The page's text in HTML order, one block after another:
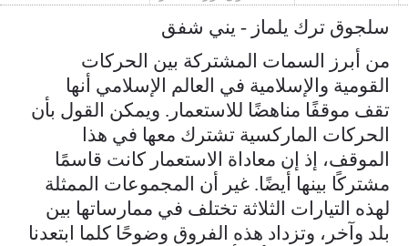
سلجوق ترك يلماز - يني شفق
من أبرز السمات المشتركة بين الحركات
القومية والإسلامية في العالم الإسلامي أنها
تقف موقفًا مناهضًا للاستعمار. ويمكن القول بأن
الحركات الماركسية تشترك معها في هذا
الموقف، إذ إن معاداة الاستعمار كانت قاسمًا
مشتركًا بينها أيضًا. غير أن المجموعات الممثلة
لهذه التيارات الثلاثة تختلف في ممارساتها بين
بلد وآخر، وتزداد هذه الفروق وضوحًا كلما ابتعدنا